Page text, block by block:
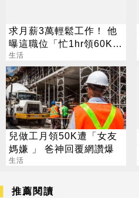
求月薪3萬輕鬆工作！ 他
曝這職位「忙1hr領60K」
網瘋問：在哪
生活
兒做工月領50K遭「女友
媽嫌 」 爸神回覆網讚爆
生活
推薦閱讀